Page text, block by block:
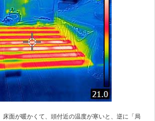
、床面が暖かくて、頭付近の温度が寒いと、逆に「局